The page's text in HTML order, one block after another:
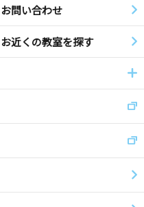
お問い合わせ
お近くの教室を探す